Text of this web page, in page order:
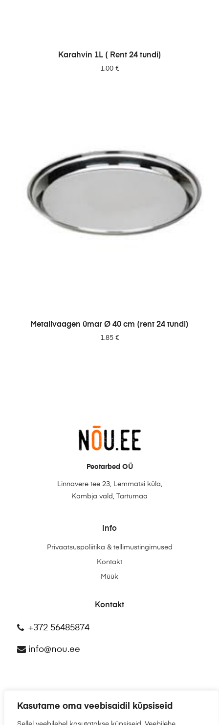
Kasutame oma veebisaidil küpsiseid
LISA PÄRINGUSSE
Karahvin 1L ( Rent 24 tundi)
1.00 €
LISA PÄRINGUSSE
Metallvaagen ümar Ø 40 cm (rent 24 tundi)
1.85 €
Peotarbed OÜ
Linnavere tee 23, Lemmatsi küla,
Kambja vald, Tartumaa
Info
Privaatsuspoliitika & tellimustingimused
Kontakt
Müük
Kontakt
+372 56485874
info@nou.ee
©2025NÕU.EE